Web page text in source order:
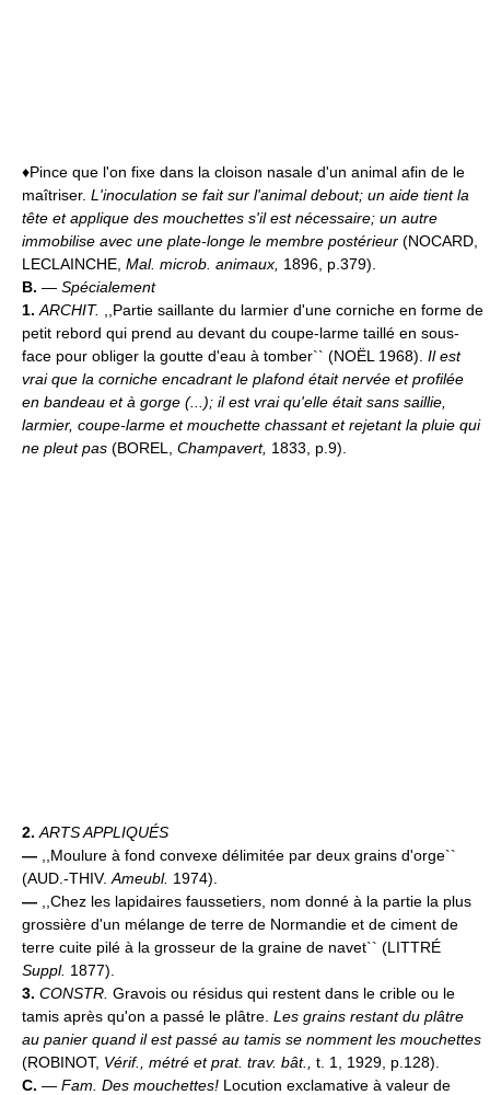
♦Pince que l'on fixe dans la cloison nasale d'un animal afin de le
maîtriser. L'inoculation se fait sur l'animal debout; un aide tient la
tête et applique des mouchettes s'il est nécessaire; un autre
immobilise avec une plate-longe le membre postérieur (NOCARD,
LECLAINCHE, Mal. microb. animaux, 1896, p.379).
B. — Spécialement
1. ARCHIT.
,,Partie saillante du larmier d'une corniche en forme de
petit rebord qui prend au devant du coupe-larme taillé en sous-
face pour obliger la goutte d'eau à tomber`` (NOËL 1968). Il est
vrai que la corniche encadrant le plafond était nervée et profilée
en bandeau et à gorge (...); il est vrai qu'elle était sans saillie,
larmier, coupe-larme et mouchette chassant et rejetant la pluie qui
ne pleut pas (BOREL, Champavert, 1833, p.9).
2. ARTS APPLIQUÉS
—
,,Moulure à fond convexe délimitée par deux grains d'orge``
(AUD.-THIV. Ameubl. 1974).
—
,,Chez les lapidaires faussetiers, nom donné à la partie la plus
grossière d'un mélange de terre de Normandie et de ciment de
terre cuite pilé à la grosseur de la graine de navet`` (LITTRÉ
Suppl. 1877).
3. CONSTR. Gravois ou résidus qui restent dans le crible ou le
tamis après qu'on a passé le plâtre. Les grains restant du plâtre
au panier quand il est passé au tamis se nomment les mouchettes
(ROBINOT, Vérif., métré et prat. trav. bât., t. 1, 1929, p.128).
C. — Fam. Des mouchettes! Locution exclamative à valeur de